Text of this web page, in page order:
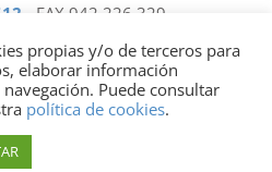
- FAX 942 226 329
FacebookLinkedin
| Miembro de
propias y/o de terceros para
elaborar información
Puede consultar
política de cookies.